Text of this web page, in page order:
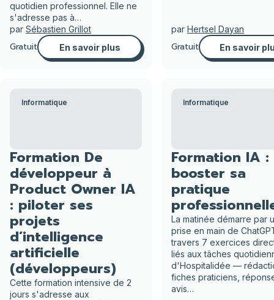
quotidien professionnel. Elle ne
s'adresse pas à…
par Sébastien Grillot
Gratuit En savoir plus
par Hertsel Dayan
Gratuit En savoir
Informatique
Formation De
développeur à
Product Owner IA
: piloter ses
projets
d’intelligence
artificielle
(développeurs)
Cette formation intensive de 2
jours s'adresse aux
Informatique
Formation IA :
booster sa
pratique
La matinée démarre par
prise en main de
travers 7 exercices
liés aux tâches
d'Hospitalidée —
fiches praticiens,
avis…